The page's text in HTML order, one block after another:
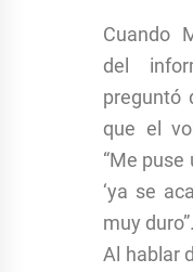
Cuando
del
preguntó
que el
“Me
‘ya se
muy duro”.
Al hablar